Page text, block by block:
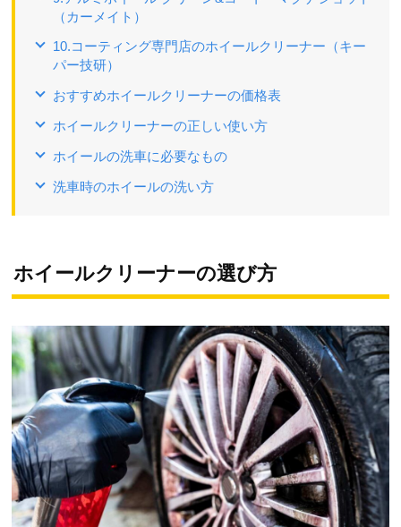
（カーメイト）
10.コーティング専門店のホイールクリーナー（キー
パー技研）
おすすめホイールクリーナーの価格表
ホイールクリーナーの正しい使い方
ホイールの洗車に必要なもの
洗車時のホイールの洗い方
ホイールクリーナーの選び方